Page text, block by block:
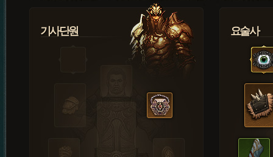
기사단원 요술사